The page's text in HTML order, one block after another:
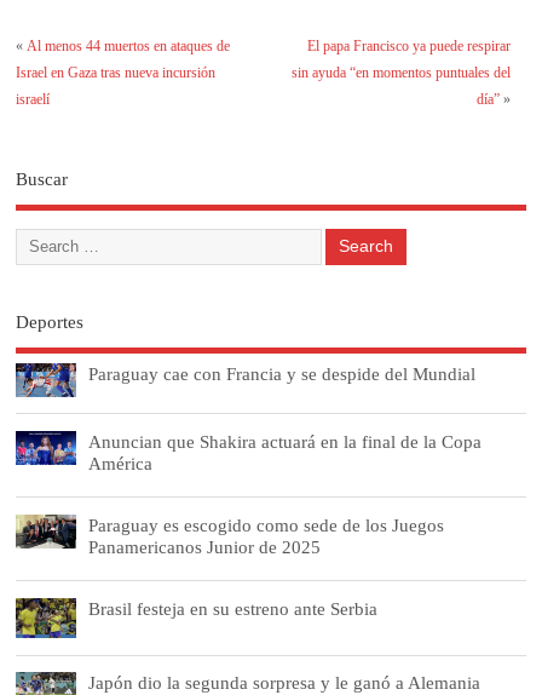
«Al menos 44 muertos en ataques de
Israel en Gaza tras nueva incursión
israelí
El papa Francisco ya puede respirar
sin ayuda “en momentos puntuales del
día”»
Buscar
Deportes
Paraguay cae con Francia y se despide del Mundial
Anuncian que Shakira actuará en la final de la Copa
América
Paraguay es escogido como sede de los Juegos
Panamericanos Junior de 2025
Brasil festeja en su estreno ante Serbia
Japón dio la segunda sorpresa y le ganó a Alemania